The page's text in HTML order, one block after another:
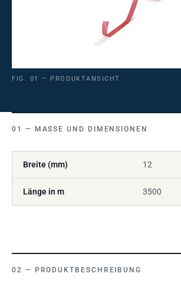
FIG. 01 — PRODUKTANSICHT
MASSE UND DIMENSIONEN
Breite (mm) 12
Länge in m 3500
PRODUKTBESCHREIBUNG